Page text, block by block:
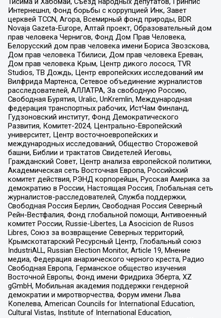
Интернешнл, Фонд борьбы с коррупцией Инк, Завет
церквей TCCN, Агора, Всемирный фонд природы, BDR
Novaja Gazeta-Europe, Алтай проект, Образовательный дом
прав человека Чернигов, Фонд Дом Прав Человека,
Белорусский дом прав человека имени Бориса Звозскова,
Дом прав человека Тбилиси, Дом прав человека Ереван,
Дом прав человека Крым, Центр дикого лосося, TVR
Studios, ТВ Дождь, Центр европейских исследований им
Вилфрида Мартенса, Сетевое объединение журналистов
расследователей, АЛЛАТРА, За свободную Россию,
Свободная Бурятия, Uralic, UnKremlin, Международная
федерация транспортных рабочих, ИстЧам Финланд,
Гудзоновский институт, Фонд Демократического
Развития, Комитет-2024, Центрально-Европейский
университет, Центр восточноевропейских и
международных исследований, Общество Сторожевой
башни, Библии и трактатов Свидетелей Иеговы,
Гражданский Совет, Центр анализа европейской политики,
Академическая сеть Восточная Европа, Российский
комитет действия, РЭНД корпорейшн, Русская Америка за
демократию в России, Настоящая Россия, Глобальная сеть
журналистов-расследователей, Служба поддержки,
Свободная Россия Берлин, Свободная Россия Северный
Рейн-Вестфалия, Фонд глобальной помощи, Антивоенный
комитет России, Russie-Libertes, La Asocicion de Rusos
Libres, Союз за возвращение Северных территорий,
Крымскотатарский Ресурсный Центр, Глобальный союз
IndustriALL, Russian Election Monitor, Article 19, Мнение
медиа, Федерация анархического черного креста, Радио
Свободная Европа, Германское общество изучения
Восточной Европы, Фонд имени Фридриха Эберта, XZ
gGmbH, Мобильная академия поддержки гендерной
демократии и миротворчества, Форум имени Льва
Копелева, American Councils for International Education,
Cultural Vistas, Institute of International Education,